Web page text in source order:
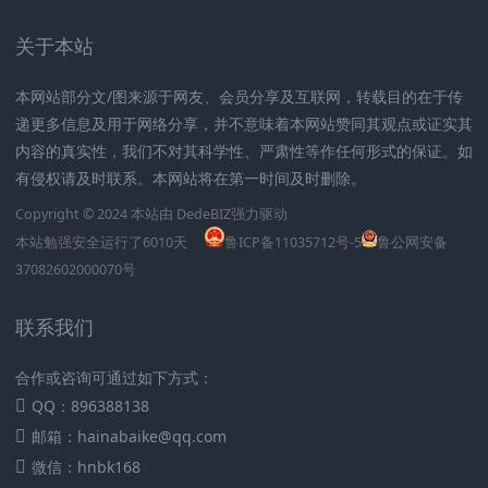
关于本站
本网站部分文/图来源于网友、会员分享及互联网，转载目的在于传
递更多信息及用于网络分享，并不意味着本网站赞同其观点或证实其
内容的真实性，我们不对其科学性、严肃性等作任何形式的保证。如
有侵权请及时联系。本网站将在第一时间及时删除。
Copyright © 2024 本站由 DedeBIZ强力驱动
本站勉强安全运行了6010天 鲁ICP备11035712号-5
鲁公网安备
37082602000070号
联系我们
合作或咨询可通过如下方式：
QQ：896388138
邮箱：hainabaike@qq.com
微信：hnbk168